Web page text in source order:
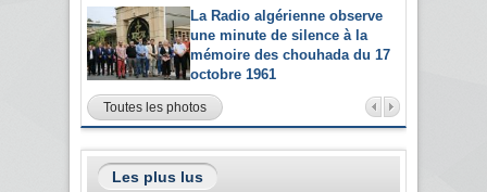
La Radio algérienne observe
une minute de silence à la
mémoire des chouhada du 17
octobre 1961
Toutes les photos
Les plus lus